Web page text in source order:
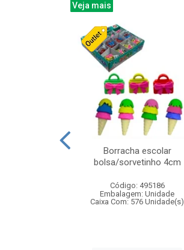
Veja mais
Borracha escolar
bolsa/sorvetinho 4cm
Código: 495186
Embalagem: Unidade
Caixa Com: 576 Unidade(s)